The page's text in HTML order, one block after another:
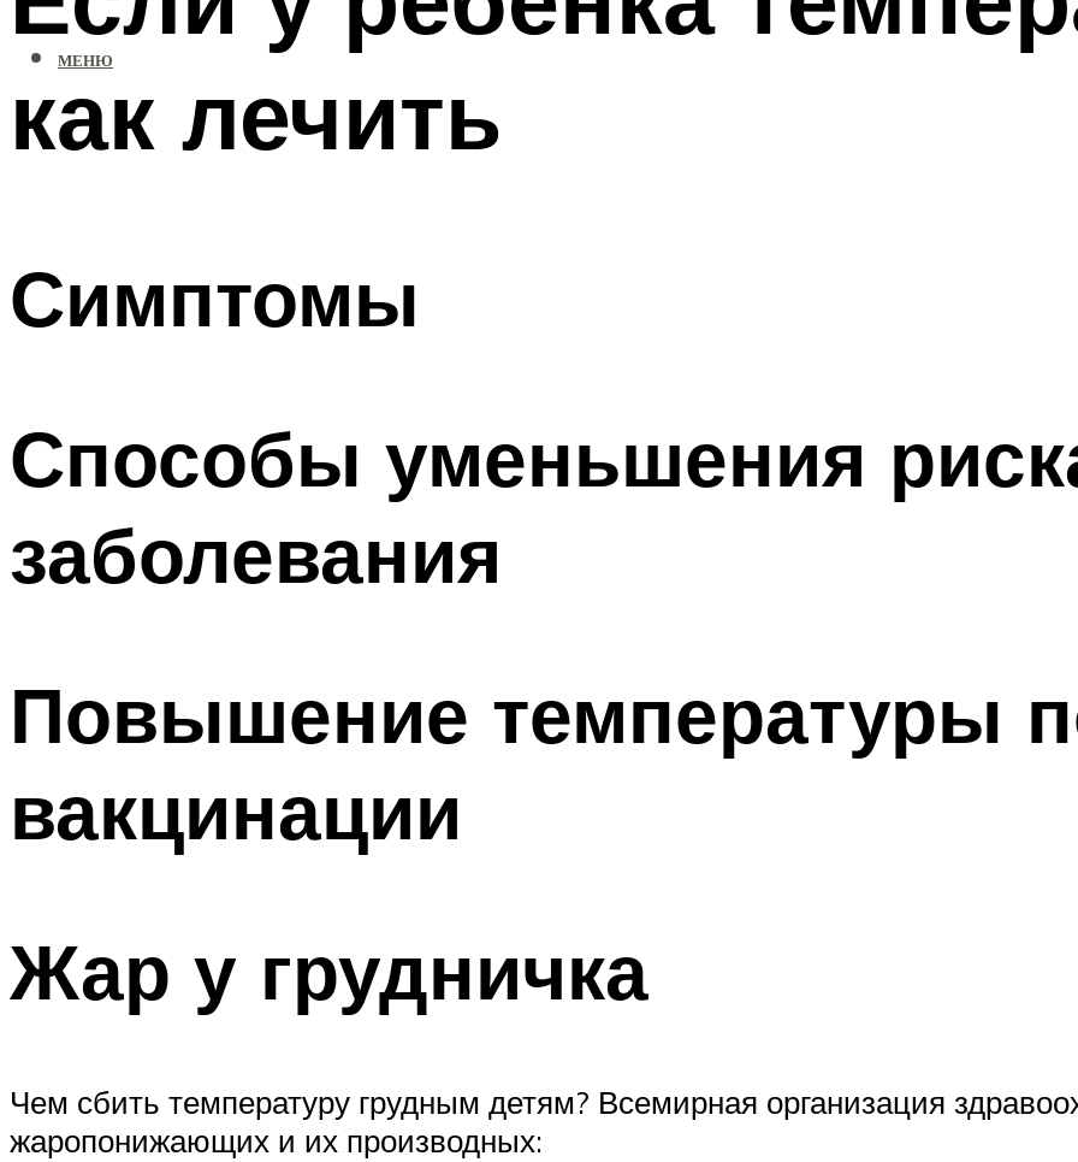
МЕНЮ
как лечить
Симптомы
Способы уменьшения
заболевания
Повышение температуры
вакцинации
Жар у грудничка
Чем сбить температуру грудным детям? Всемирная организация
жаропонижающих и их производных: